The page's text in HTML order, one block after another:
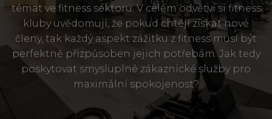
témat ve fitness sektoru. V celém odvětví si fitness
kluby uvědomují, že pokud chtějí získat nové
členy, tak každý aspekt zážitku z fitness musí být
perfektně přizpůsoben jejich potřebám. Jak tedy
poskytovat smysluplné zákaznické služby pro
maximální spokojenost?